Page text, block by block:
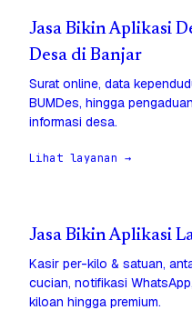
Jasa Bikin Aplikasi
Desa di Banjar
Surat online, data
BUMDes, hingga
informasi desa.
Lihat layanan →
Jasa Bikin Aplikasi
Kasir per-kilo & satuan,
cucian, notifikasi
kiloan hingga premium.